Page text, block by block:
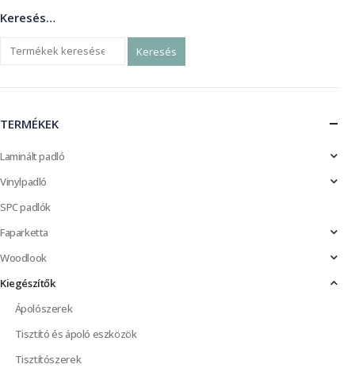
Keresés…
Keresés
TERMÉKEK
Laminált padló
Vinylpadló
SPC padlók
Faparketta
Woodlook
Kiegészítők
Ápolószerek
Tisztító és ápoló eszközök
Tisztítószerek